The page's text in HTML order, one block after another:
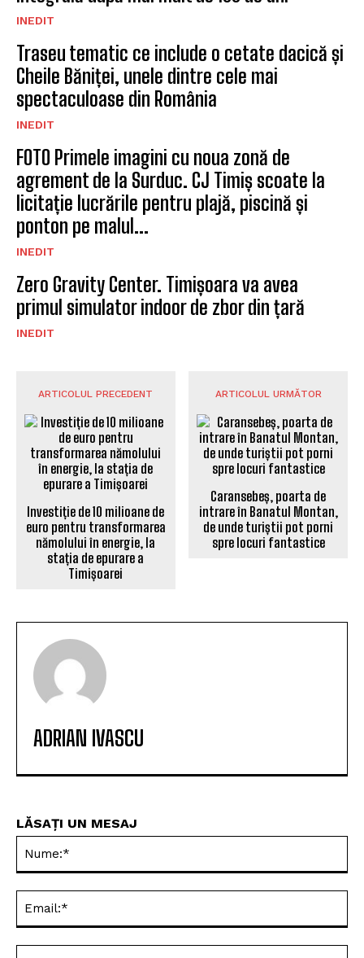
INEDIT
Traseu tematic ce include o cetate dacică și
Cheile Băniței, unele dintre cele mai
spectaculoase din România
INEDIT
FOTO Primele imagini cu noua zonă de
agrement de la Surduc. CJ Timiș scoate la
licitație lucrările pentru plajă, piscină și
ponton pe malul...
INEDIT
Zero Gravity Center. Timișoara va avea
primul simulator indoor de zbor din țară
INEDIT
ARTICOLUL PRECEDENT
Investiție de 10 milioane de
euro pentru transformarea
nămolului în energie, la
stația de epurare a
Timișoarei
ARTICOLUL URMĂTOR
Caransebeș, poarta de
intrare în Banatul Montan,
de unde turiștii pot porni
spre locuri fantastice
ADRIAN IVASCU
LĂSAȚI UN MESAJ